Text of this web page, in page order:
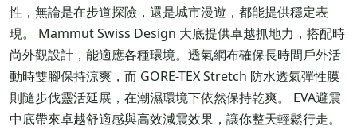
性，無論是在步道探險，還是城市漫遊，都能提供穩定表
現。 Mammut Swiss Design 大底提供卓越抓地力，搭配時
尚外觀設計，能適應各種環境。透氣網布確保長時間戶外活
動時雙腳保持涼爽，而 GORE-TEX Stretch 防水透氣彈性膜
則隨步伐靈活延展，在潮濕環境下依然保持乾爽。 EVA避震
中底帶來卓越舒適感與高效減震效果，讓你整天輕鬆行走。